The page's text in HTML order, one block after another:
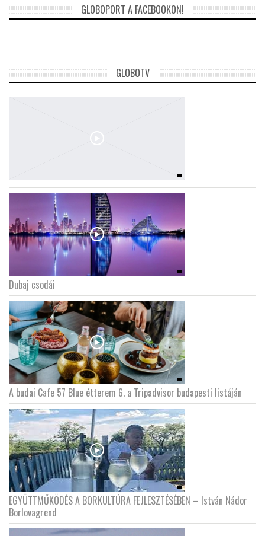
GLOBOTV
GLOBOZSARU
DOBRAVERO.HU
LATIMO.HU
GLOBOBOOK
GLOBOPORT A FACEBOOKON!
GLOBOTV
Dubaj csodái
A budai Cafe 57 Blue étterem 6. a Tripadvisor budapesti listáján
EGYÜTTMŰKÖDÉS A BORKULTÚRA FEJLESZTÉSÉBEN – István Nádor
Borlovagrend